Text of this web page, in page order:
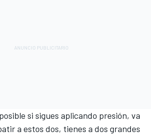
si sigues aplicando presión, va
a estos dos, tienes a dos grandes